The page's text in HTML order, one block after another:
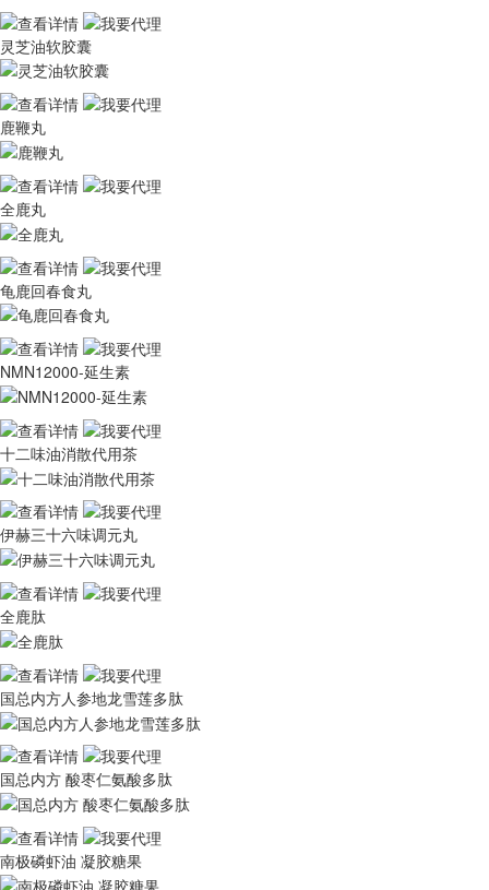
灵芝油软胶囊
鹿鞭丸
全鹿丸
龟鹿回春食丸
NMN12000-延生素
十二味油消散代用茶
伊赫三十六味调元丸
全鹿肽
国总内方人参地龙雪莲多肽
国总内方 酸枣仁氨酸多肽
南极磷虾油 凝胶糖果